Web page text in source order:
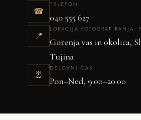
☎
TELEFON
040 555 627
📍
LOKACIJA FOTOGRAFIRANJA:
Gorenja vas in okolica,
Tujina
⏰
DELOVNI ČAS
Pon–Ned, 9:00–20:00